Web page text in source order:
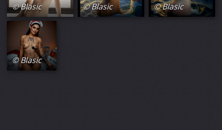
© Blasic © Blasic © Blasic
© Blasic